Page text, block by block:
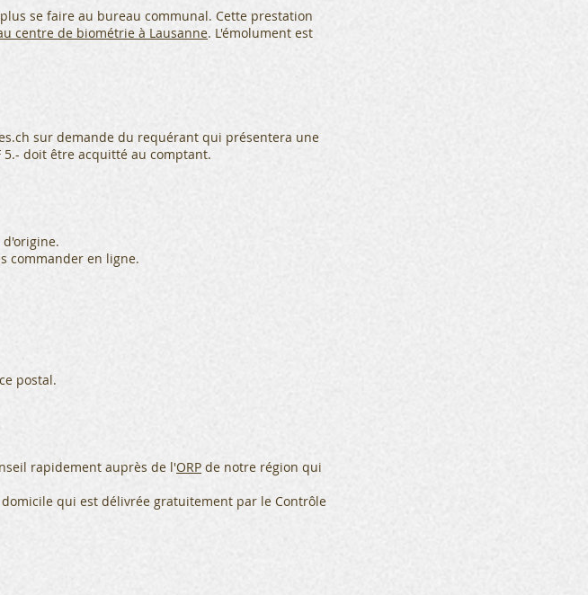
se faire au bureau communal. Cette prestation
centre de biométrie à Lausanne. L'émolument est
sur demande du requérant qui présentera une
5.- doit être acquitté au comptant.
commander en ligne.
postal.
rapidement auprès de l'ORP de notre région qui
qui est délivrée gratuitement par le Contrôle